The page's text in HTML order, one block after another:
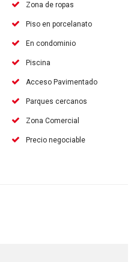
Zona de ropas
Piso en porcelanato
En condominio
Piscina
Acceso Pavimentado
Parques cercanos
Zona Comercial
Precio negociable